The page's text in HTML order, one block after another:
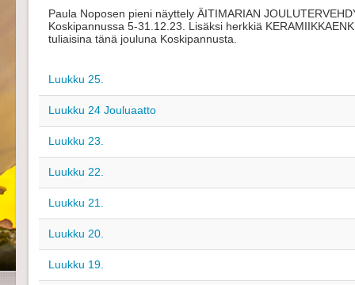
Paula Noposen pieni näyttely ÄITIMARIAN
Koskipannussa 5-31.12.23. Lisäksi herkkiä
tuliaisina tänä jouluna Koskipannusta.
Luukku 25.
Luukku 24 Jouluaatto
Luukku 23.
Luukku 22.
Luukku 21.
Luukku 20.
Luukku 19.